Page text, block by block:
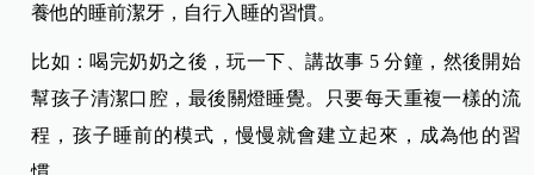
養他的睡前潔牙，自行入睡的習慣。
比如：喝完奶奶之後，玩一下、講故事 5 分鐘，然後開始
幫孩子清潔口腔，最後關燈睡覺。只要每天重複一樣的流
程，孩子睡前的模式，慢慢就會建立起來，成為他的習